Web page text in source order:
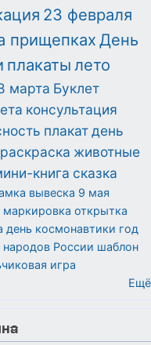
23 февраля
прищепках День
плакаты лето
марта Буклет
консультация
плакатдень
раскраска животные
книга сказка
вывеска 9 мая
маркировка открытка
день космонавтики год
народов России шаблон
игра
Ещё